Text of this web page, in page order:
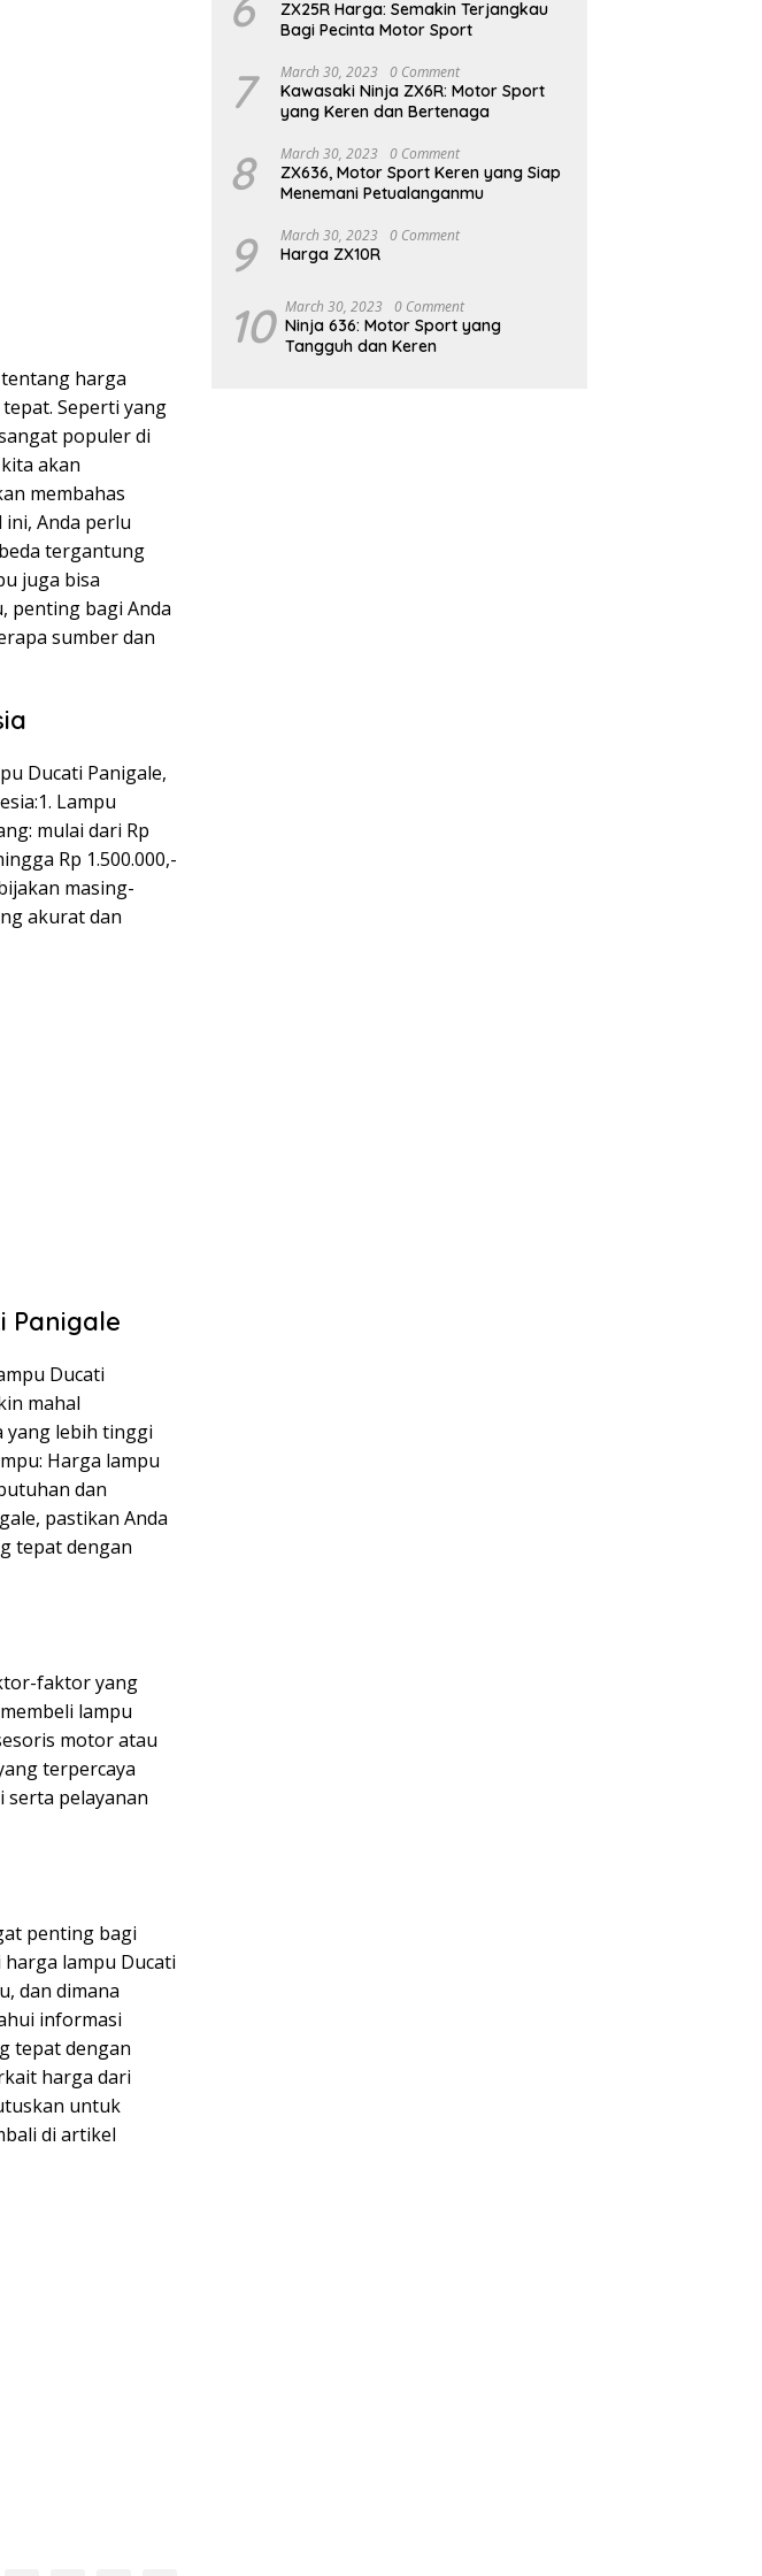
tentang harga
Seperti yang
populer di
akan
membahas
Anda perlu
tergantung
juga bisa
penting bagi Anda
sumber dan
Ducati Panigale,
Lampu
mulai dari Rp
Rp 1.500.000,-
masing-
akurat dan
Panigale
Ducati
mahal
yang lebih tinggi
Harga lampu
dan
pastikan Anda
tepat dengan
faktor yang
lampu
motor atau
terpercaya
serta pelayanan
penting bagi
lampu Ducati
dan dimana
informasi
tepat dengan
harga dari
untuk
di artikel
ZX25R Harga: Semakin Terjangkau
Bagi Pecinta Motor Sport
7 March 30, 2023 0 Comment
Kawasaki Ninja ZX6R: Motor Sport
yang Keren dan Bertenaga
8 March 30, 2023 0 Comment
ZX636, Motor Sport Keren yang Siap
Menemani Petualanganmu
9 March 30, 2023 0 Comment
Harga ZX10R
10 March 30, 2023 0 Comment
Ninja 636: Motor Sport yang
Tangguh dan Keren